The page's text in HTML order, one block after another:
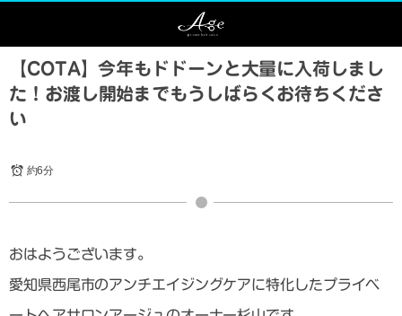
【COTA】今年もドドーンと大量に入荷しまし
た！お渡し開始までもうしばらくお待ちくださ
い
約6分
おはようございます。
愛知県西尾市のアンチエイジングケアに特化したプライベ